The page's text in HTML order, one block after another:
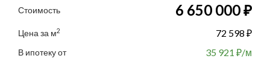
Стоимость 6 650 000 ₽
Цена за м2 72 598 ₽
В ипотеку от 35 921 ₽/м